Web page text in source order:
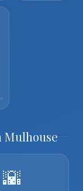
Mulhouse
🌇